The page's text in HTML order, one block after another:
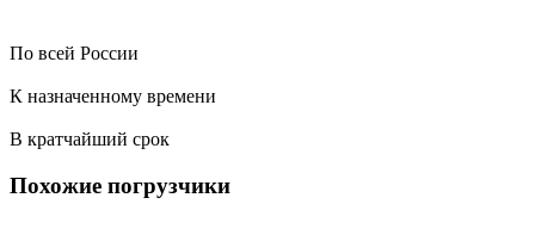
По всей России
К назначенному времени
В кратчайший срок
Похожие погрузчики